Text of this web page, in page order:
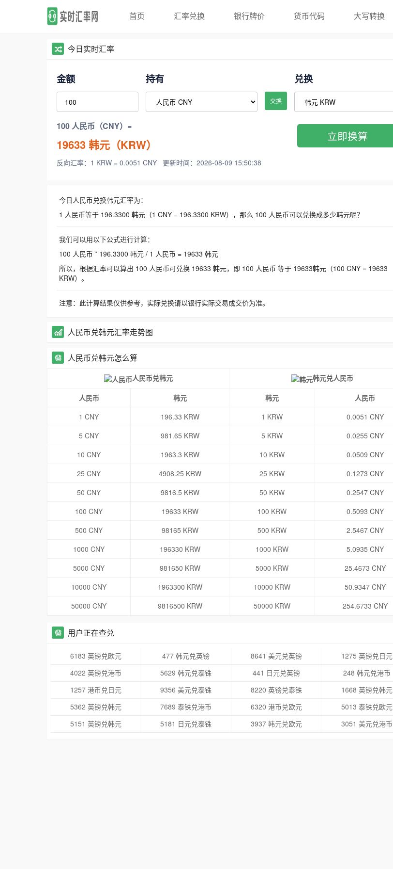
首页 汇率兑换 银行牌价 货币代码 大写转换
今日实时汇率
金额 持有
交换
兑换
100 人民币（CNY）=
19633韩元（KRW）
反向汇率：1 KRW = 0.0051 CNY 更新时间：2026-08-09 15:50:38
立即换算
今日人民币兑换韩元汇率为：
1 人民币等于 196.3300 韩元（1 CNY = 196.3300 KRW），那么 100 人民币可以兑换成多少韩元呢？
我们可以用以下公式进行计算：
100 人民币 * 196.3300 韩元 / 1 人民币 = 19633 韩元
所以，根据汇率可以算出 100 人民币可兑换 19633 韩元，即 100 人民币 等于 19633韩元（100 CNY = 19633
KRW）。
注意：此计算结果仅供参考，实际兑换请以银行实际交易成交价为准。
人民币兑韩元汇率走势图
人民币兑韩元怎么算
人民币兑韩元 韩元兑人民币
人民币 韩元 韩元
人民币
1 CNY
196.33 KRW 1 KRW
0.0051 CNY
5 CNY
981.65 KRW 5 KRW
0.0255 CNY
10 CNY
1963.3 KRW 10 KRW
0.0509 CNY
25 CNY
4908.25 KRW 25 KRW
0.1273 CNY
50 CNY
9816.5 KRW 50 KRW
0.2547 CNY
100 CNY
19633 KRW 100 KRW
0.5093 CNY
500 CNY
98165 KRW 500 KRW
2.5467 CNY
1000 CNY
196330 KRW 1000 KRW
5.0935 CNY
5000 CNY
981650 KRW 5000 KRW
25.4673 CNY
10000 CNY
1963300 KRW 10000 KRW
50.9347 CNY
50000 CNY
9816500 KRW 50000 KRW 254.6733 CNY
用户正在查兑
6183 英镑兑欧元 477 韩元兑英镑 8641 美元兑英镑
1275 英镑兑日元
4022 英镑兑港币
5629 韩元兑泰铢 441 日元兑英镑
248 韩元兑港币
1257 港币兑日元
9356 美元兑泰铢 8220 英镑兑泰铢
1668 英镑兑韩元
5362 英镑兑韩元
7689 泰铢兑港币 6320 港币兑欧元
5013 泰铢兑欧元
5151 英镑兑韩元
5181 日元兑泰铢 3937 韩元兑欧元 3051 美元兑港币